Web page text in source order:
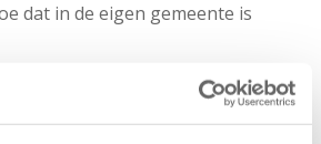
dat in de eigen gemeente is
hebben een folder over
(specifiek voor deze doelgroep)